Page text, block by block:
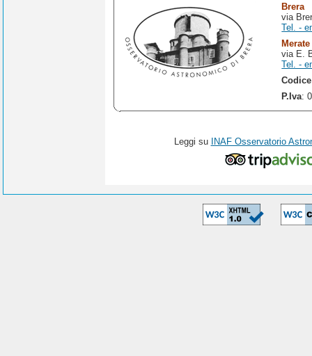
Brera
via
Tel. -
Merate
via E.
Tel. -
P.Iva:
Leggi su INAF Osservatorio